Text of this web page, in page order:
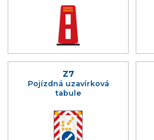
Z7
Pojízdná uzavírková
tabule